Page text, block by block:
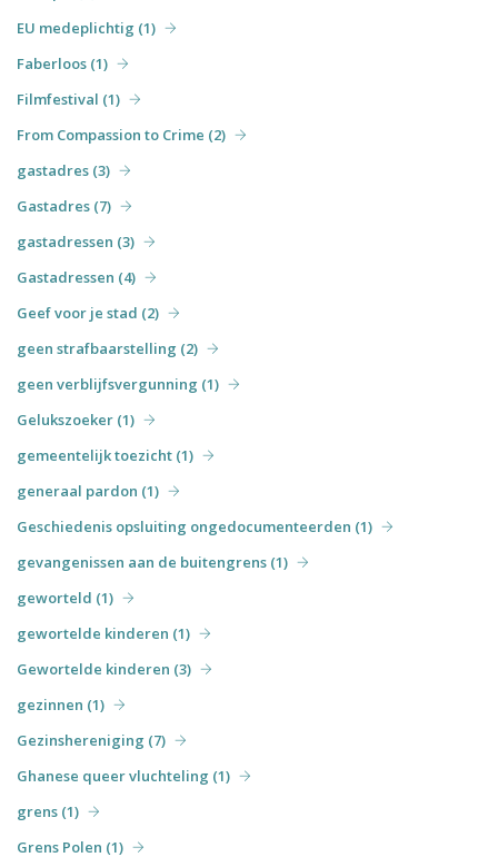
EU medeplichtig (1)
Faberloos (1)
Filmfestival (1)
From Compassion to Crime (2)
gastadres (3)
Gastadres (7)
gastadressen (3)
Gastadressen (4)
Geef voor je stad (2)
geen strafbaarstelling (2)
geen verblijfsvergunning (1)
Gelukszoeker (1)
gemeentelijk toezicht (1)
generaal pardon (1)
Geschiedenis opsluiting ongedocumenteerden (1)
gevangenissen aan de buitengrens (1)
geworteld (1)
gewortelde kinderen (1)
Gewortelde kinderen (3)
gezinnen (1)
Gezinshereniging (7)
Ghanese queer vluchteling (1)
grens (1)
Grens Polen (1)